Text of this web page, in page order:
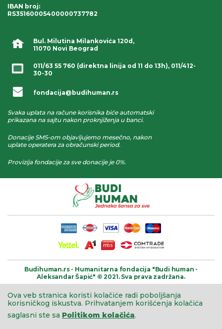
Bul. Milutina Milankovića 120d,
11070 Novi Beograd
011/63 55 760 (direktna linija od 11 do 13h), 011/412-
30-30
fondacija@budihuman.rs
Svaka uplata na račune korisnika biće automatski
prikazana na sajtu nakon proknjiženja u banci.
Donacije SMS-om objavljujemo mesečno, nakon
uplate operatera za obračunski period.
Provizija fondacije za sve donacije je 0%.
IBAN broj:
RS35160005400000737782
Budihuman.rs - Humanitarna fondacija "Budi human -
Aleksandar Šapić" © 2021. Sva prava zadržana.
Ova veb stranica koristi kolačiće radi poboljšanja
korisničkog iskustva. Prihvatanjem korišćenja kolačića
saglasni ste sa Politikom kolačića.